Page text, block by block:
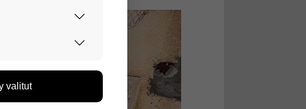
ja turvallisesti.
Tietoa kerätään
liikutaan. Emme
valitut